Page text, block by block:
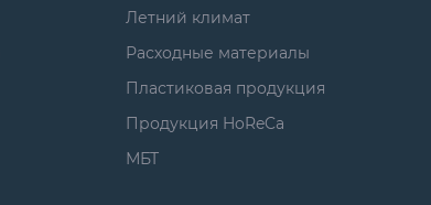
Летний климат
Расходные материалы
Пластиковая продукция
Продукция HoReCa
МБТ